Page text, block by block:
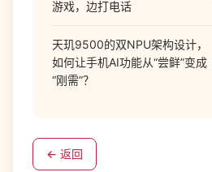
游戏，边打电话
天玑9500的双NPU架构设计，
如何让手机AI功能从“尝鲜”变成
“刚需”？
← 返回